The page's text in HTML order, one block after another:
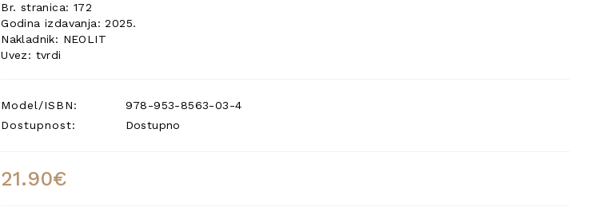
Br. stranica: 172
Godina izdavanja: 2025.
Nakladnik: NEOLIT
Uvez: tvrdi
Model/ISBN:
978-953-8563-03-4
Dostupnost:
Dostupno
21.90€